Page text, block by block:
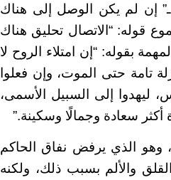
ـ” إن لم يكن الوصل إلى هناك
قوله: “الاتصال تحليق هناك
بقوله: “إن امتلاء الروح لا
تامة حتى الموت، وإن فعلوا
ليهدوا إلى السبيل الأسمى،
أكثر سعادة وجمالًا وسكينة.”
وهو الذي يرفض نفاق الحاكم
والألم بسبب ذلك، ولكنه